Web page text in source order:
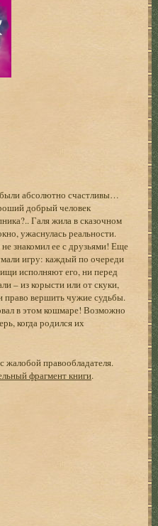
абсолютно счастливы…
добрый человек
Галя жила в сказочном
ужаснулась реальности.
знакомил ее с друзьями! Еще
игру: каждый по очереди
исполняют его, ни перед
– из корысти или от скуки,
вершить чужие судьбы.
в этом кошмаре! Возможно
когда родился их
жалобой правообладателя.
фрагмент книги.